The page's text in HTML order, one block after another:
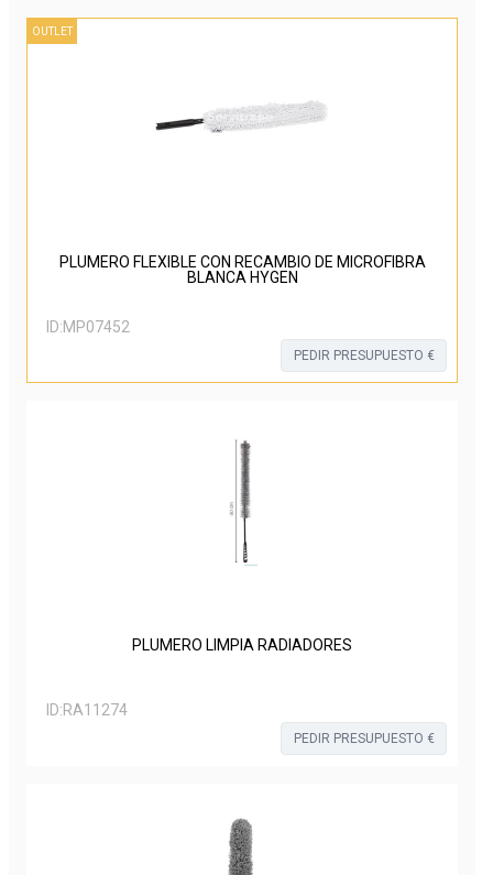
OUTLET
PLUMERO FLEXIBLE CON RECAMBIO DE MICROFIBRA
BLANCA HYGEN
ID:MP07452
PEDIR PRESUPUESTO €
PLUMERO LIMPIA RADIADORES
ID:RA11274
PEDIR PRESUPUESTO €